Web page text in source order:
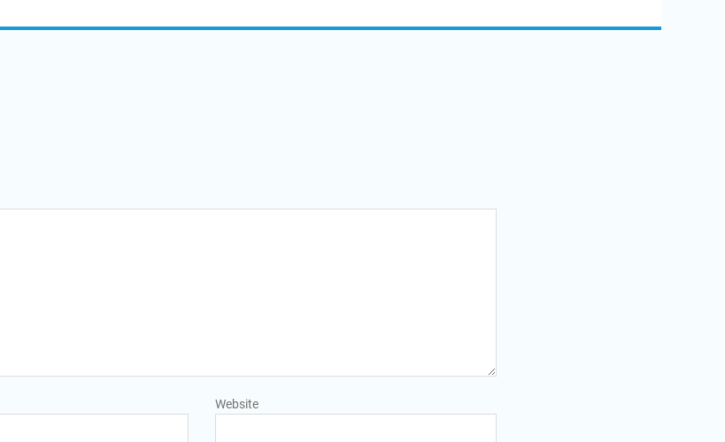
Website